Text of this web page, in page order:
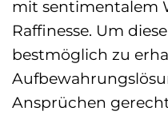
mit sentimentalem
Raffinesse. Um
bestmöglich zu
Ansprüchen